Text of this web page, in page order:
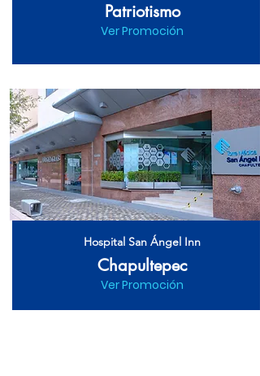
Patriotismo
Ver Promoción
Hospital San Ángel Inn
Chapultepec
Ver Promoción